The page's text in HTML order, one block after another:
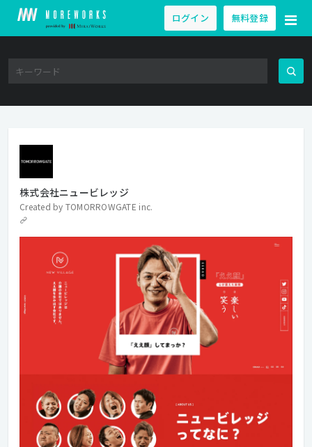
ログイン 無料登録
株式会社ニュービレッジ
Created by TOMORROWGATE inc.